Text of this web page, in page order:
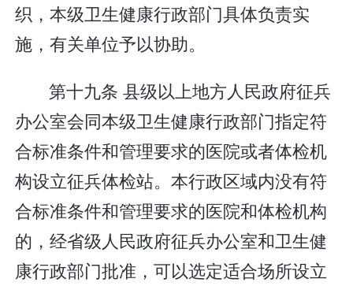
织，本级卫生健康行政部门具体负责实
施，有关单位予以协助。
第十九条 县级以上地方人民政府征兵
办公室会同本级卫生健康行政部门指定符
合标准条件和管理要求的医院或者体检机
构设立征兵体检站。本行政区域内没有符
合标准条件和管理要求的医院和体检机构
的，经省级人民政府征兵办公室和卫生健
康行政部门批准，可以选定适合场所设立